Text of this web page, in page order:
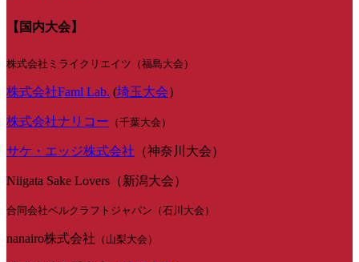
【国内大会】
株式会社ミライクリエイツ（福島大会）
株式会社Faml Lab. (埼玉大会）
株式会社ナリコー （千葉大会）
サケ・エッジ株式会社 （神奈川大会）
Niigata Sake Lovers（新潟大会）
合同会社ベルクラフトジャパン（石川大会）
nanairo株式会社 （山梨大会）